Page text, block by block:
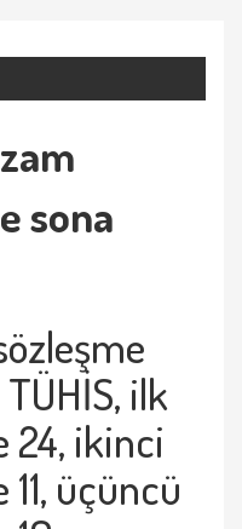
sona
ilk
24, ikinci
üçüncü